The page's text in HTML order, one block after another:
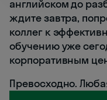
английском до
ждите завтра,
коллег к
обучению уже
корпоративным
Превосходно.